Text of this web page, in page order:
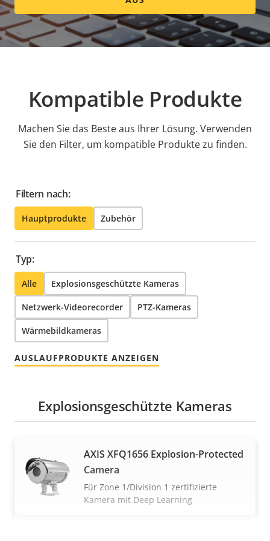
Kompatible Produkte
Machen Sie das Beste aus Ihrer Lösung. Verwenden
Sie den Filter, um kompatible Produkte zu finden.
Filtern nach:
Hauptprodukte Zubehör
Typ:
Alle Explosionsgeschützte Kameras
Netzwerk-Videorecorder PTZ-Kameras
Wärmebildkameras
AUSLAUFPRODUKTE ANZEIGEN
Explosionsgeschützte Kameras
AXIS XFQ1656 Explosion-Protected
Camera
Für Zone 1/Division 1 zertifizierte
Kamera mit Deep Learning